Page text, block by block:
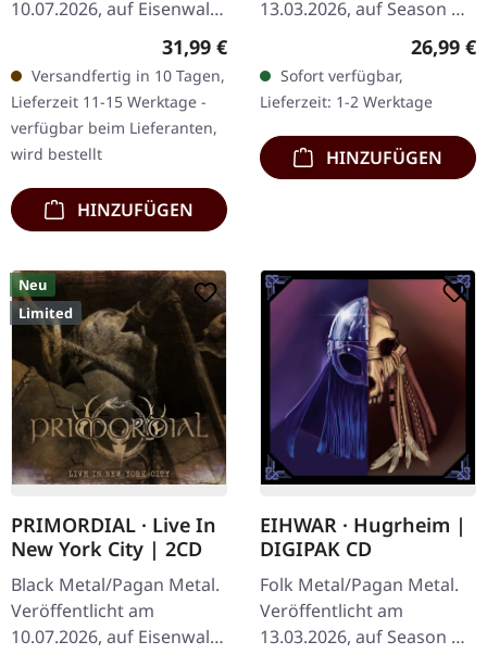
10.07.2026, auf Eisenwald.
Aschenbronze Doppel-
Vinyl im Gatefold-Cover
mit Innendruck. Poster
auf…
Regulärer Preis:
31,99 €
Versandfertig in 10 Tagen,
Lieferzeit 11-15 Werktage -
verfügbar beim Lieferanten,
wird bestellt
HINZUFÜGEN
13.03.2026, auf Season Of
Mist. Schwarzes Vinyl im
Gatefold-Cover mit Insert
und A2-Photo-Poster.
Eihwar…
26,99 €
Sofort verfügbar,
Lieferzeit: 1-2 Werktage
HINZUFÜGEN
Neu
Limited
PRIMORDIAL · Live In
New York City | 2CD
Black Metal/Pagan Metal.
Veröffentlicht am
10.07.2026, auf Eisenwald.
EIHWAR · Hugrheim |
DIGIPAK CD
Folk Metal/Pagan Metal.
Veröffentlicht am
13.03.2026, auf Season Of